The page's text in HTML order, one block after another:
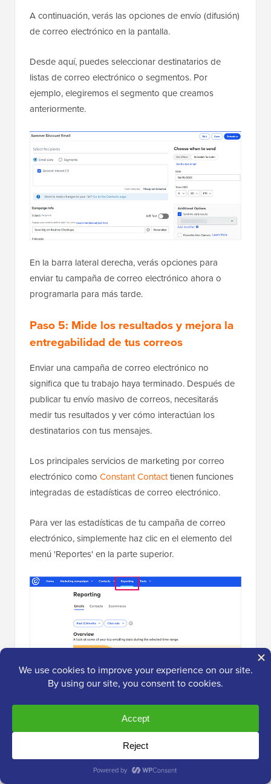
A continuación, verás las opciones de envío (difusión)
de correo electrónico en la pantalla.
Desde aquí, puedes seleccionar destinatarios de
listas de correo electrónico o segmentos. Por
ejemplo, elegiremos el segmento que creamos
anteriormente.
En la barra lateral derecha, verás opciones para
enviar tu campaña de correo electrónico ahora o
programarla para más tarde.
Paso 5: Mide los resultados y mejora la
entregabilidad de tus correos
Enviar una campaña de correo electrónico no
significa que tu trabajo haya terminado. Después de
publicar tu envío masivo de correos, necesitarás
medir tus resultados y ver cómo interactúan los
destinatarios con tus mensajes.
Los principales servicios de marketing por correo
electrónico como Constant Contacttienen funciones
integradas de estadísticas de correo electrónico.
Para ver las estadísticas de tu campaña de correo
electrónico, simplemente haz clic en el elemento del
menú 'Reportes' en la parte superior.
También puedes ver el rendimiento de tus campañas
de correo electrónico individualmente haciendo clic
Verás la tasa de apertura de correos, el total de